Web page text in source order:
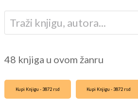
48 knjiga u ovom žanru
Kupi Knjigu - 3872 rsd Kupi Knjigu - 3872 rsd